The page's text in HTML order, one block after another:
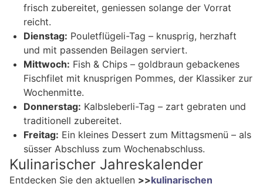
frisch zubereitet, geniessen solange der Vorrat
reicht.
Dienstag: Pouletflügeli-Tag – knusprig, herzhaft
und mit passenden Beilagen serviert.
Mittwoch: Fish & Chips – goldbraun gebackenes
Fischfilet mit knusprigen Pommes, der Klassiker zur
Wochenmitte.
Donnerstag: Kalbsleberli-Tag – zart gebraten und
traditionell zubereitet.
Freitag: Ein kleines Dessert zum Mittagsmenü – als
süsser Abschluss zum Wochenabschluss.
Kulinarischer Jahreskalender
Entdecken Sie den aktuellen >>kulinarischen